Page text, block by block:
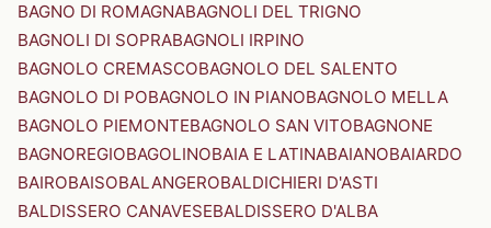
BAGNO DI ROMAGNABAGNOLI DEL TRIGNO
BAGNOLI DI SOPRABAGNOLI IRPINO
BAGNOLO CREMASCOBAGNOLO DEL SALENTO
BAGNOLO DI POBAGNOLO IN PIANOBAGNOLO MELLA
BAGNOLO PIEMONTEBAGNOLO SAN VITOBAGNONE
BAGNOREGIOBAGOLINOBAIA E LATINABAIANOBAIARDO
BAIROBAISOBALANGEROBALDICHIERI D'ASTI
BALDISSERO CANAVESEBALDISSERO D'ALBA